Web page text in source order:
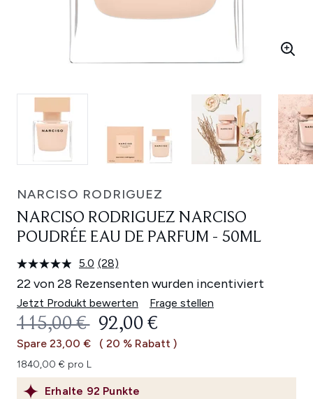
NARCISO RODRIGUEZ
NARCISO RODRIGUEZ NARCISO
POUDRÉE EAU DE PARFUM - 50ML
5.0 28
Bewertungen
lesen.
Link
auf
derselben
Seite.
(28)
22 von 28 Rezensenten wurden incentiviert
Jetzt Produkt bewerten Frage stellen
Erhalte 92 Punkte
UNVERBINDLICHE
115,00 € AKTUELLER PREIS:
92,00 €
Spare 23,00 € ( 20 % Rabatt )
1840,00 € pro L